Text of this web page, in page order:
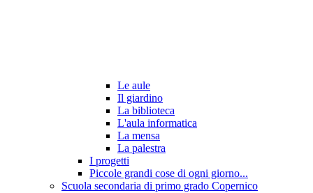
Le aule
Il giardino
La biblioteca
L'aula informatica
La mensa
La palestra
I progetti
Piccole grandi cose di ogni giorno...
Scuola secondaria di primo grado Copernico